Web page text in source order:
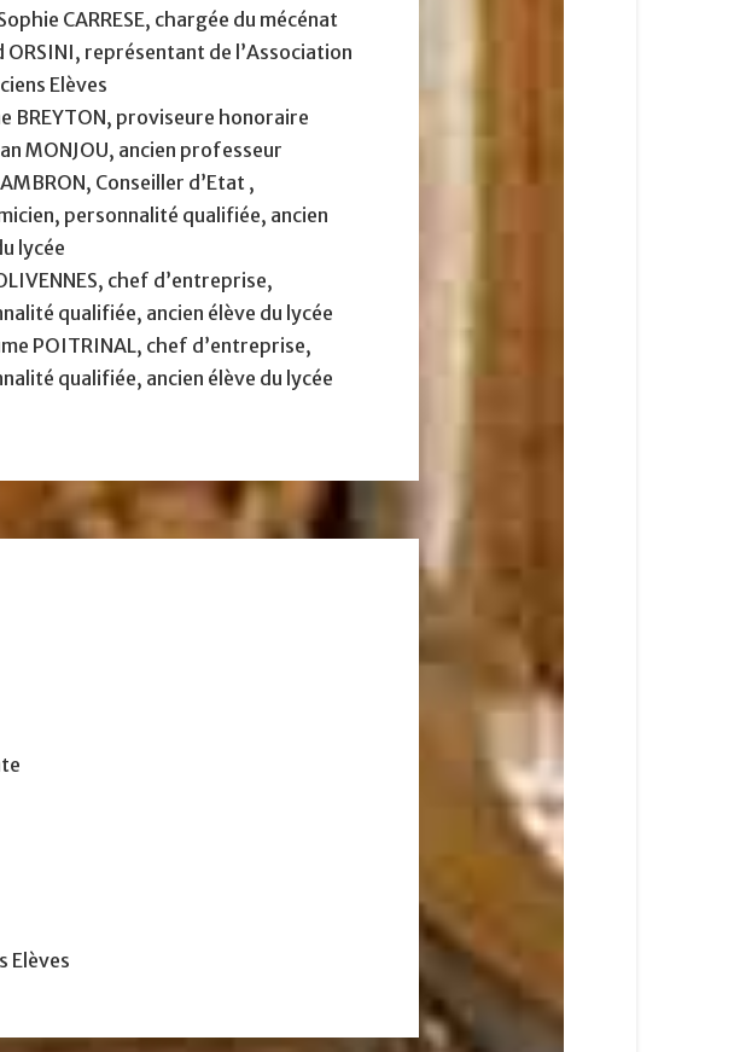
CARRESE, chargée du mécénat
ORSINI, représentant de l’Association
Elèves
BREYTON, proviseure honoraire
MONJOU, ancien professeur
Conseiller d’Etat ,
personnalité qualifiée, ancien
lycée
chef d’entreprise,
qualifiée, ancien élève du lycée
POITRINAL, chef d’entreprise,
qualifiée, ancien élève du lycée
Elèves